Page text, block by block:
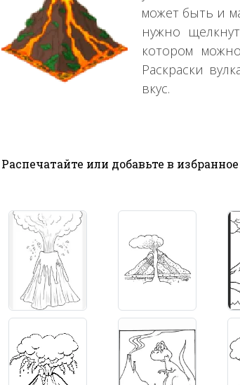
может быть и
нужно
котором
Раскраски
вкус.
Распечатайте или добавьте в